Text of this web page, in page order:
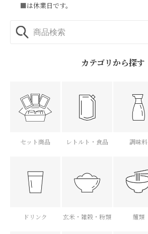
■は休業日です。
カテゴリから探す
セット商品 レトルト・食品 調味料
ドリンク 玄米・雑穀・粉類 麺類